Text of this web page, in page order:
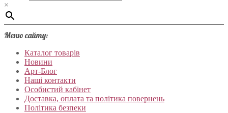
×
Меню сайту:
Каталог товарів
Новини
Арт-Блог
Наші контакти
Особистий кабінет
Доставка, оплата та політика повернень
Політика безпеки